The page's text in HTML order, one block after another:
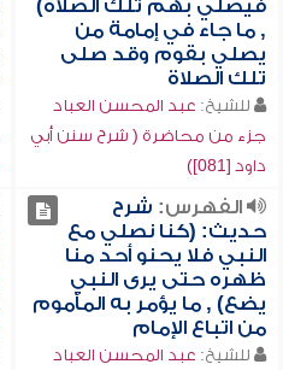
فيصلي بهم تلك الصلاة)
, ما جاء في إمامة من
يصلي بقوم وقد صلى
تلك الصلاة
للشيخ: عبد المحسن العباد
جزء من محاضرة ( شرح سنن أبي
داود [081])
الفهرس: شرح
حديث: (كنا نصلي مع
النبي فلا يحنو أحد منا
ظهره حتى يرى النبي
يضع) , ما يؤمر به المأموم
من اتباع الإمام
للشيخ: عبد المحسن العباد